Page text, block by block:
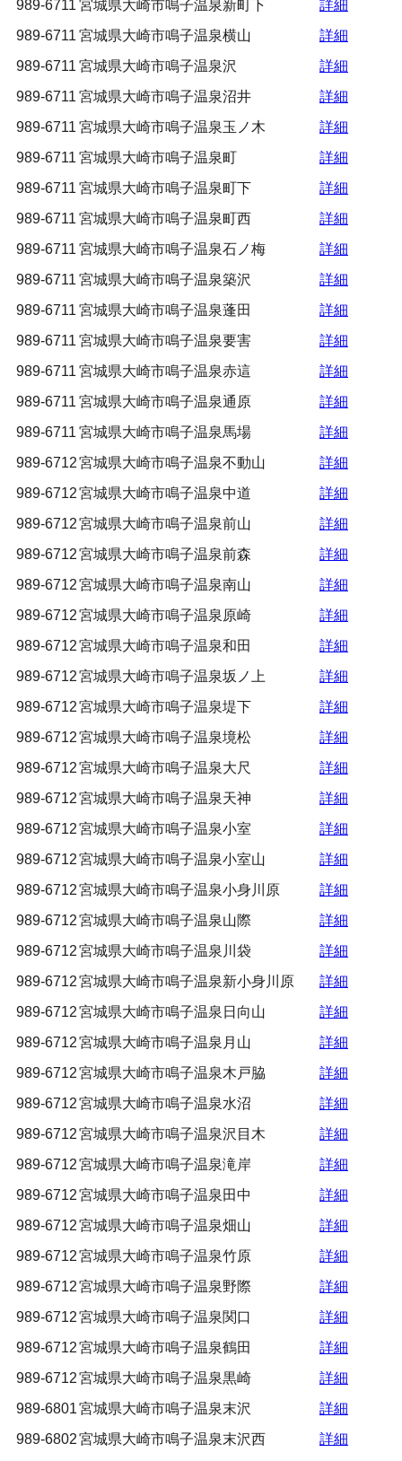
989-6711 宮城県大崎市鳴子温泉新町下
詳細
989-6711 宮城県大崎市鳴子温泉横山
詳細
989-6711 宮城県大崎市鳴子温泉沢
詳細
989-6711 宮城県大崎市鳴子温泉沼井
詳細
989-6711 宮城県大崎市鳴子温泉玉ノ木
詳細
989-6711 宮城県大崎市鳴子温泉町
詳細
989-6711 宮城県大崎市鳴子温泉町下
詳細
989-6711 宮城県大崎市鳴子温泉町西
詳細
989-6711 宮城県大崎市鳴子温泉石ノ梅
詳細
989-6711 宮城県大崎市鳴子温泉築沢
詳細
989-6711 宮城県大崎市鳴子温泉蓬田
詳細
989-6711 宮城県大崎市鳴子温泉要害
詳細
989-6711 宮城県大崎市鳴子温泉赤這
詳細
989-6711 宮城県大崎市鳴子温泉通原
詳細
989-6711 宮城県大崎市鳴子温泉馬場
詳細
989-6712宮城県大崎市鳴子温泉不動山
詳細
989-6712宮城県大崎市鳴子温泉中道
詳細
989-6712宮城県大崎市鳴子温泉前山
詳細
989-6712宮城県大崎市鳴子温泉前森
詳細
989-6712宮城県大崎市鳴子温泉南山
詳細
989-6712宮城県大崎市鳴子温泉原崎
詳細
989-6712宮城県大崎市鳴子温泉和田
詳細
989-6712宮城県大崎市鳴子温泉坂ノ上
詳細
989-6712宮城県大崎市鳴子温泉堤下
詳細
989-6712宮城県大崎市鳴子温泉境松
詳細
989-6712宮城県大崎市鳴子温泉大尺
詳細
989-6712宮城県大崎市鳴子温泉天神
詳細
989-6712宮城県大崎市鳴子温泉小室
詳細
989-6712宮城県大崎市鳴子温泉小室山
詳細
989-6712宮城県大崎市鳴子温泉小身川原
詳細
989-6712宮城県大崎市鳴子温泉山際
詳細
989-6712宮城県大崎市鳴子温泉川袋
詳細
989-6712宮城県大崎市鳴子温泉新小身川原
詳細
989-6712宮城県大崎市鳴子温泉日向山
詳細
989-6712宮城県大崎市鳴子温泉月山
詳細
989-6712宮城県大崎市鳴子温泉木戸脇
詳細
989-6712宮城県大崎市鳴子温泉水沼
詳細
989-6712宮城県大崎市鳴子温泉沢目木
詳細
989-6712宮城県大崎市鳴子温泉滝岸
詳細
989-6712宮城県大崎市鳴子温泉田中
詳細
989-6712宮城県大崎市鳴子温泉畑山
詳細
989-6712宮城県大崎市鳴子温泉竹原
詳細
989-6712宮城県大崎市鳴子温泉野際
詳細
989-6712宮城県大崎市鳴子温泉関口
詳細
989-6712宮城県大崎市鳴子温泉鶴田
詳細
989-6712宮城県大崎市鳴子温泉黒崎
詳細
989-6801宮城県大崎市鳴子温泉末沢
詳細
989-6802宮城県大崎市鳴子温泉末沢西
詳細